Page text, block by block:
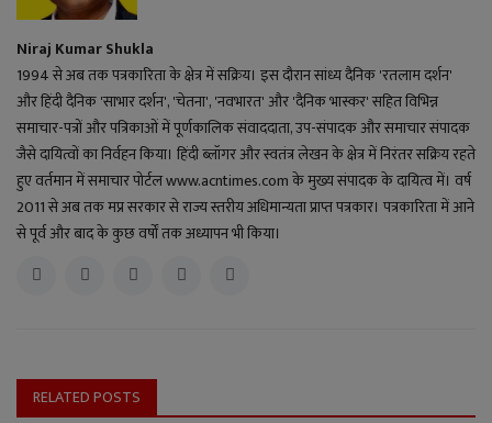
Niraj Kumar Shukla
1994 से अब तक पत्रकारिता के क्षेत्र में सक्रिय। इस दौरान सांध्य दैनिक 'रतलाम दर्शन'
और हिंदी दैनिक 'साभार दर्शन', 'चेतना', 'नवभारत' और 'दैनिक भास्कर' सहित विभिन्न
समाचार-पत्रों और पत्रिकाओं में पूर्णकालिक संवाददाता, उप-संपादक और समाचार संपादक
जैसे दायित्वों का निर्वहन किया। हिंदी ब्लॉगर और स्वतंत्र लेखन के क्षेत्र में निरंतर सक्रिय रहते
हुए वर्तमान में समाचार पोर्टल www.acntimes.com के मुख्य संपादक के दायित्व में। वर्ष
2011 से अब तक मप्र सरकार से राज्य स्तरीय अधिमान्यता प्राप्त पत्रकार। पत्रकारिता में आने
से पूर्व और बाद के कुछ वर्षों तक अध्यापन भी किया।
RELATED POSTS